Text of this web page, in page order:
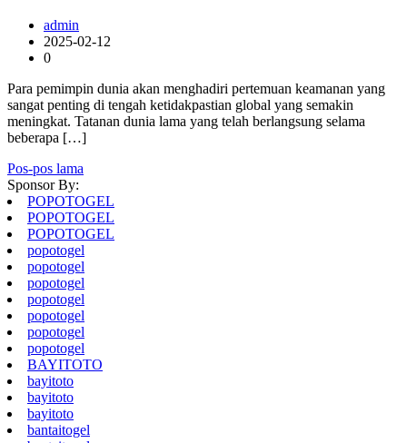
admin
2025-02-12
0
Para pemimpin dunia akan menghadiri pertemuan keamanan yang
sangat penting di tengah ketidakpastian global yang semakin
meningkat. Tatanan dunia lama yang telah berlangsung selama
beberapa […]
Navigasi
pos
Pos-pos lama
Sponsor By:
POPOTOGEL
POPOTOGEL
POPOTOGEL
popotogel
popotogel
popotogel
popotogel
popotogel
popotogel
popotogel
BAYITOTO
bayitoto
bayitoto
bayitoto
bantaitogel